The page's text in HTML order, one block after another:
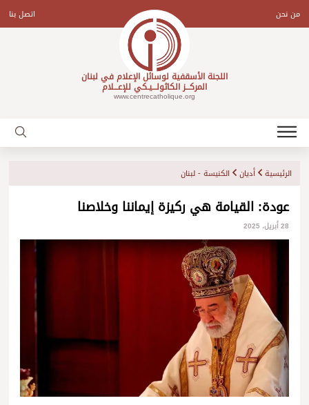
contentمن نحن اتصل بنا
اللجنة الأسقفية لوسائل الإعلام في لبنان
المركـــز الكاثولـــيـكي للإعـــلام
www.centrecatholique.org
الرئيسية أديان الكنيسة - لبنان
عودة: القيامة هي ركيزة إيماننا وخلاصنا
28 أبريل، 2025